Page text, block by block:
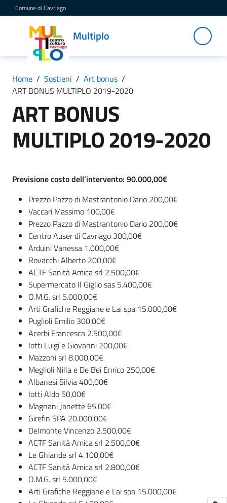
Vai al contenuto
Vai alla navigazione
Vai al footer
Comune di Cavriago
Multiplo
Multiplo
Centro
Cultura
Servizi
t
Eventi
Corsi
Progetti
Partecipa
Sostieni
Per
saperne
più
Home / Sostieni / Art bonus /
ART BONUS MULTIPLO 2019-2020
ART BONUS
MULTIPLO 2019-2020
Previsione costo dell’intervento: 90.000,00€
Prezzo Pazzo di Mastrantonio Dario 200,00€
Vaccari Massimo 100,00€
Prezzo Pazzo di Mastrantonio Dario 200,00€
Centro Auser di Cavriago 300,00€
Arduini Vanessa 1.000,00€
Rovacchi Alberto 200,00€
ACTF Sanità Amica srl 2.500,00€
Supermercato Il Giglio sas 5.400,00€
O.M.G. srl 5.000,00€
Arti Grafiche Reggiane e Lai spa 15.000,00€
Puglioli Emilio 300,00€
Acerbi Francesca 2.500,00€
Iotti Luigi e Giovanni 200,00€
Mazzoni srl 8.000,00€
Meglioli Nilla e De Bei Enrico 250,00€
Albanesi Silvia 400,00€
Iotti Aldo 50,00€
Magnani Janette 65,00€
Girefin SPA 20.000,00€
Delmonte Vincenzo 2.500,00€
ACTF Sanità Amica srl 2.500,00€
Le Ghiande srl 4.100,00€
ACTF Sanità Amica srl 2.800,00€
O.M.G. srl 5.000,00€
Arti Grafiche Reggiane e Lai spa 15.000,00€